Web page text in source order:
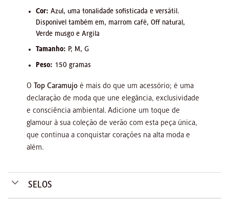
Cor: Azul, uma tonalidade sofisticada e versátil.
Disponível também em, marrom café, Off natural,
Verde musgo e Argila
Tamanho: P, M, G
Peso: 150 gramas
O Top Caramujoé mais do que um acessório; é uma
declaração de moda que une elegância, exclusividade
e consciência ambiental. Adicione um toque de
glamour à sua coleção de verão com esta peça única,
que continua a conquistar corações na alta moda e
além.
SELOS